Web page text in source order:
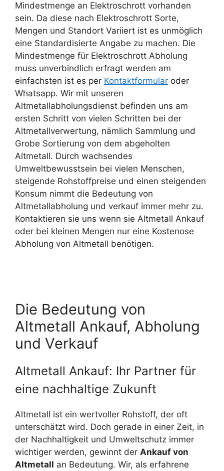
Mindestmenge an Elektroschrott vorhanden
sein. Da diese nach Elektroschrott Sorte,
Mengen und Standort Variiert ist es unmöglich
eine Standardisierte Angabe zu machen. Die
Mindestmenge für Elektroschrott Abholung
muss unverbindlich erfragt werden am
einfachsten ist es per Kontaktformular oder
Whatsapp. Wir mit unseren
Altmetallabholungsdienst befinden uns am
ersten Schritt von vielen Schritten bei der
Altmetallverwertung, nämlich Sammlung und
Grobe Sortierung von dem abgeholten
Altmetall. Durch wachsendes
Umweltbewusstsein bei vielen Menschen,
steigende Rohstoffpreise und einen steigenden
Konsum nimmt die Bedeutung von
Altmetallabholung und verkauf immer mehr zu.
Kontaktieren sie uns wenn sie Altmetall Ankauf
oder bei kleinen Mengen nur eine Kostenose
Abholung von Altmetall benötigen.
Die Bedeutung von
Altmetall Ankauf, Abholung
und Verkauf
Altmetall Ankauf: Ihr Partner für
eine nachhaltige Zukunft
Altmetall ist ein wertvoller Rohstoff, der oft
unterschätzt wird. Doch gerade in einer Zeit, in
der Nachhaltigkeit und Umweltschutz immer
wichtiger werden, gewinnt der Ankauf von
Altmetall an Bedeutung. Wir, als erfahrene